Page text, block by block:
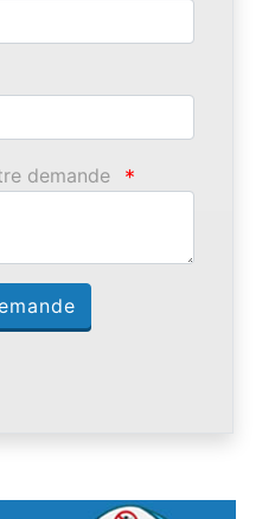
demande *